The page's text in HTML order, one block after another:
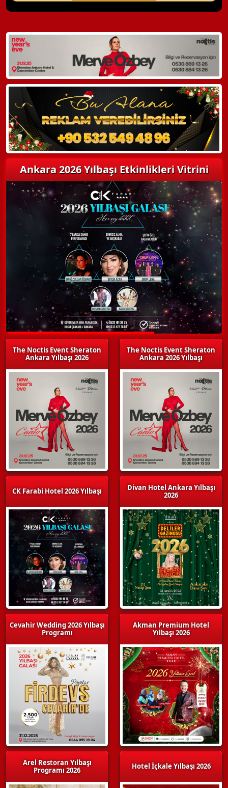
X Kapat
WhatsApp ile Bilgi Alın
Hemen Arayın
Detaylı Bilgi Alın
Ankara 2026 Yılbaşı Etkinlikleri Vitrini
The Noctis Event Sheraton
Ankara Yılbaşı 2026
CK Farabi Hotel 2026 Yılbaşı
Cevahir Wedding 2026 Yılbaşı
Programı
Arel Restoran Yılbaşı
Programı 2026
The Noctis Event Sheraton
Ankara 2026 Yılbaşı
Divan Hotel Ankara Yılbaşı
2026
Akman Premium Hotel
Yılbaşı 2026
Hotel İçkale Yılbaşı 2026